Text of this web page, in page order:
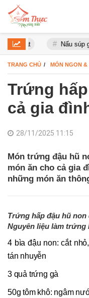
Nấu súp gà
TRANG CHỦ MÓN NGON &
Trứng
cả gia
28/11/2025 11:15
Món trứng đậu hũ
món ăn cho cả gia
những món ăn
Trứng hấp đậu hũ
Nguyên liệu làm trứng
4 bìa đậu non: cắt
tán nhuyễn
3 quả trứng gà
50g tôm khô: ngâm